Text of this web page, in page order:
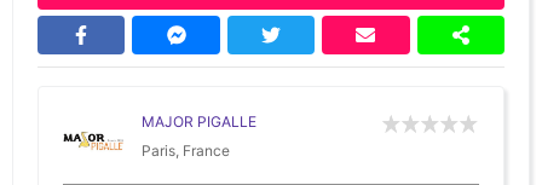
MAJOR PIGALLE
Paris, France